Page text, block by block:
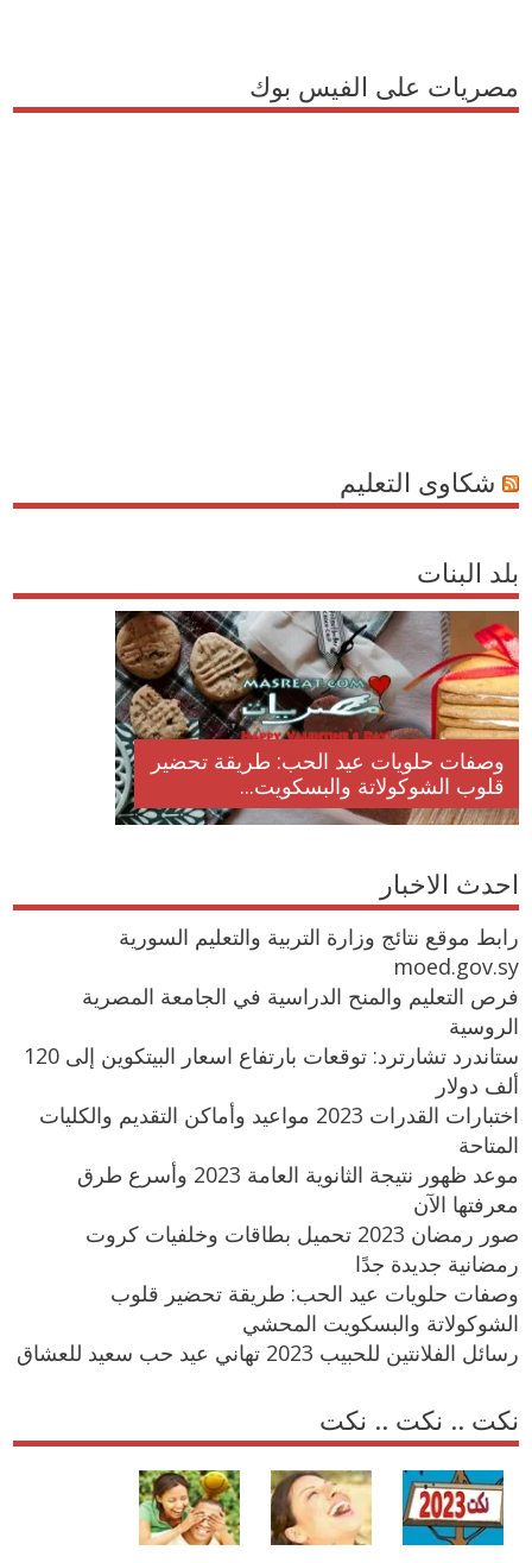
مصريات على الفيس بوك
شكاوى التعليم
بلد البنات
وصفات حلويات عيد الحب: طريقة تحضير
قلوب الشوكولاتة والبسكويت...
احدث الاخبار
رابط موقع نتائج وزارة التربية والتعليم السورية
moed.gov.sy
فرص التعليم والمنح الدراسية في الجامعة المصرية
الروسية
ستاندرد تشارترد: توقعات بارتفاع اسعار البيتكوين إلى 120
ألف دولار
اختبارات القدرات 2023 مواعيد وأماكن التقديم والكليات
المتاحة
موعد ظهور نتيجة الثانوية العامة 2023 وأسرع طرق
معرفتها الآن
صور رمضان 2023 تحميل بطاقات وخلفيات كروت
رمضانية جديدة جدًا
وصفات حلويات عيد الحب: طريقة تحضير قلوب
الشوكولاتة والبسكويت المحشي
رسائل الفلانتين للحبيب 2023 تهاني عيد حب سعيد للعشاق
نكت .. نكت .. نكت